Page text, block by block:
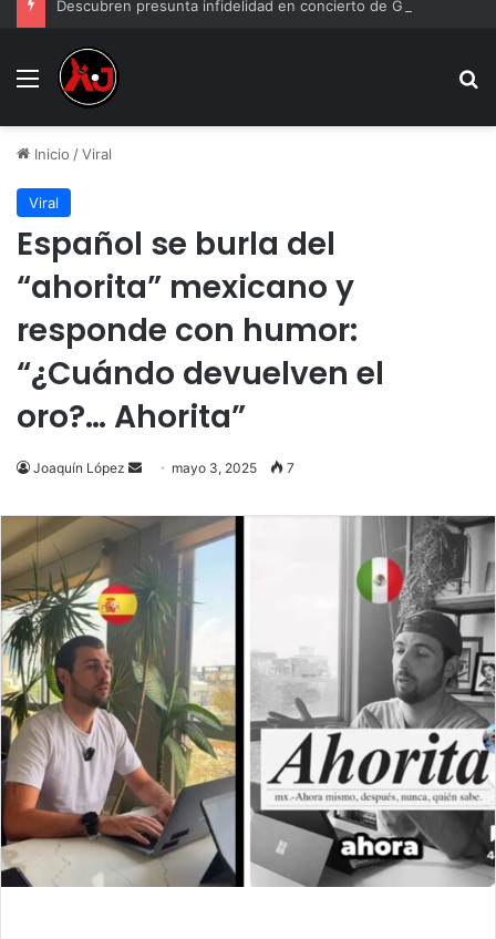
Menu
Inicio /Viral
Viral
Español se burla del
“ahorita” mexicano y
responde con humor:
“¿Cuándo devuelven el
oro?… Ahorita”
Joaquín López
Send
email
mayo 3, 2025 7